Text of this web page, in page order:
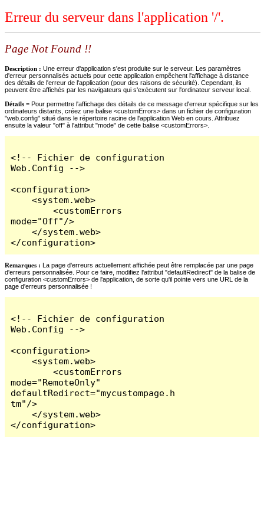
Erreur du serveur dans l'application '/'.
Page Not Found !!
Description : Une erreur d'application s'est produite sur le serveur. Les paramètres
d'erreur personnalisés actuels pour cette application empêchent l'affichage à distance
des détails de l'erreur de l'application (pour des raisons de sécurité). Cependant, ils
peuvent être affichés par les navigateurs qui s'exécutent sur l'ordinateur serveur local.
Détails = Pour permettre l'affichage des détails de ce message d'erreur spécifique sur les
ordinateurs distants, créez une balise <customErrors> dans un fichier de configuration
"web.config" situé dans le répertoire racine de l'application Web en cours. Attribuez
ensuite la valeur "off" à l'attribut "mode" de cette balise <customErrors>.
<!-- Fichier de configuration
Web.Config -->
<configuration>
    <system.web>
        <customErrors
mode="Off"/>
    </system.web>
</configuration>
Remarques : La page d'erreurs actuellement affichée peut être remplacée par une page
d'erreurs personnalisée. Pour ce faire, modifiez l'attribut "defaultRedirect" de la balise de
configuration <customErrors> de l'application, de sorte qu'il pointe vers une URL de la
page d'erreurs personnalisée !
<!-- Fichier de configuration
Web.Config -->
<configuration>
    <system.web>
        <customErrors
mode="RemoteOnly"
defaultRedirect="mycustompage.h
tm"/>
    </system.web>
</configuration>